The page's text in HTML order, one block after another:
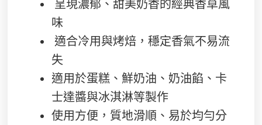
呈現濃郁、甜美奶香的經典香草風
味
適合冷用與烤焙，穩定香氣不易流
失
適用於蛋糕、鮮奶油、奶油餡、卡
士達醬與冰淇淋等製作
使用方便，質地滑順、易於均勻分